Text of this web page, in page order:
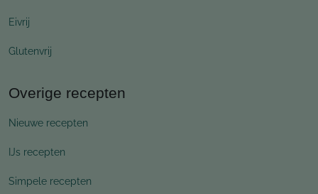
Eivrij
Glutenvrij
Overige recepten
Nieuwe recepten
IJs recepten
Simpele recepten